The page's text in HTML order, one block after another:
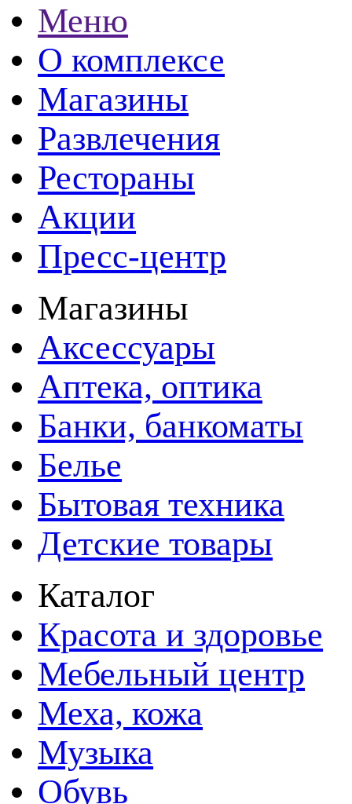
Меню
О комплексе
Магазины
Развлечения
Рестораны
Акции
Пресс-центр
Магазины
Аксессуары
Аптека, оптика
Банки, банкоматы
Белье
Бытовая техника
Детские товары
Каталог
Красота и здоровье
Мебельный центр
Меха, кожа
Музыка
Обувь